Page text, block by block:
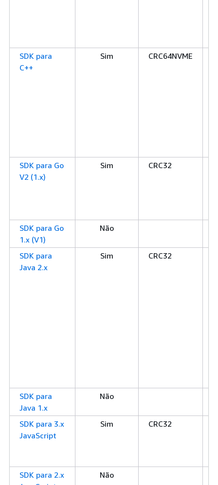
SDK para
C++
Sim CRC64NVME
SDK para Go
V2 (1.x)
Sim CRC32
SDK para Go
1.x (V1)
Não
SDK para
Java 2.x
Sim CRC32
SDK para
Java 1.x
Não
SDK para 3.x
JavaScript
Sim CRC32
SDK para 2.x
Não